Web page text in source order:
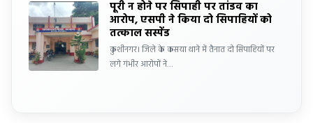
पूरी न होने पर सिपाही पर तांडव का
आरोप, एसपी ने किया दो सिपाहियों को
तत्काल सस्पेंड
कुशीनगर। जिले के कसया थाने में तैनात दो सिपाहियों पर
लगे गंभीर आरोपों ने…